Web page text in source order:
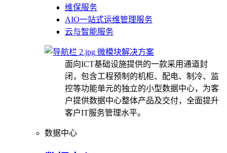
维保服务
AIO一站式运维管理服务
云与智能服务
微模块解决方案
面向ICT基础设施提供的一款采用通道封
闭，包含工程预制的机柜、配电、制冷、监
控等功能单元的独立的小型数据中心，为客
户提供数据中心整体产品及交付，全面提升
客户IT服务管理水平。
数据中心